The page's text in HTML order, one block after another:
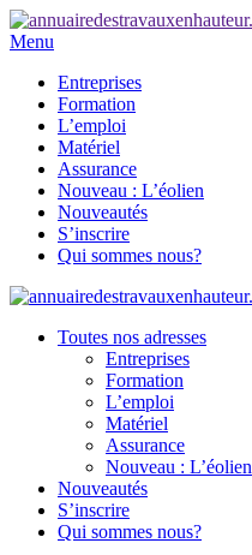
Menu
Entreprises
Formation
L’emploi
Matériel
Assurance
Nouveau : L’éolien
Nouveautés
S’inscrire
Qui sommes nous?
Toutes nos adresses
Entreprises
Formation
L’emploi
Matériel
Assurance
Nouveau : L’éolien
Nouveautés
S’inscrire
Qui sommes nous?